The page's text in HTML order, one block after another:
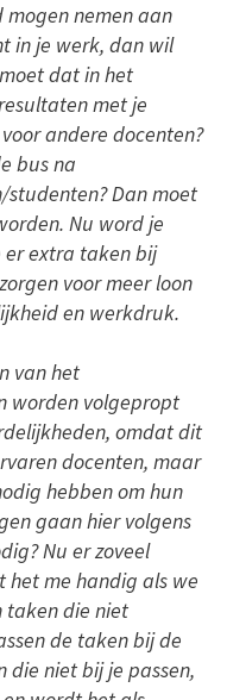
mogen nemen aan
in je werk, dan wil
dat in het
met je
andere docenten?
bus na
Dan moet
Nu word je
er extra taken bij
voor meer loon
en werkdruk.
van het
worden volgepropt
omdat dit
docenten, maar
hebben om hun
gaan hier volgens
Nu er zoveel
het me handig als we
taken die niet
de taken bij de
die niet bij je passen,